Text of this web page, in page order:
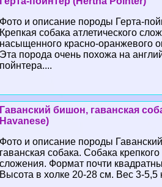
Фото и описание породы Герта-
Крепкая собака атлетического
насыщенного красно-оранжевого
Эта порода очень похожа на
пойнтера....
Гаванский бишон, гаванская
Havanese)
Фото и описание породы
гаванская собака. Собака крепкого
сложения. Формат почти
Высота в холке 20-28 см. Вес 3-5,5